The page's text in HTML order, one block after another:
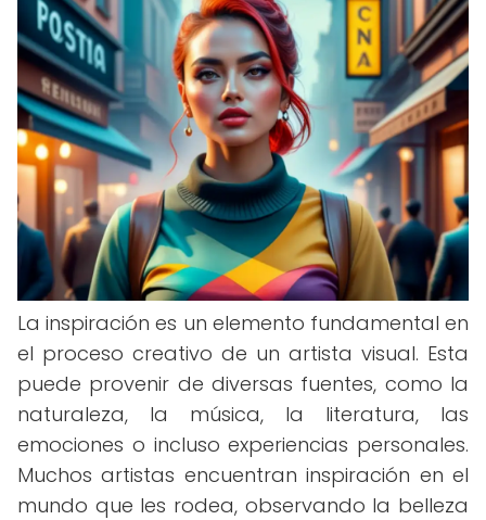
La inspiración es un elemento fundamental en
el proceso creativo de un artista visual. Esta
puede provenir de diversas fuentes, como la
naturaleza, la música, la literatura, las
emociones o incluso experiencias personales.
Muchos artistas encuentran inspiración en el
mundo que les rodea, observando la belleza